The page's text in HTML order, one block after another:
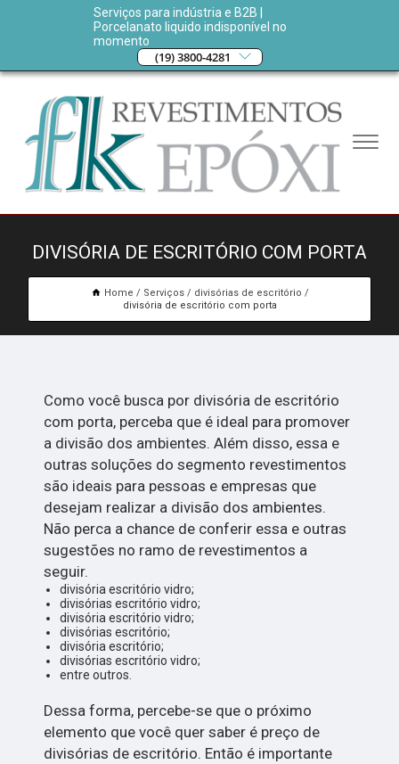
Serviços para indústria e B2B |
Porcelanato liquido indisponível no
momento
(19) 3800-4281
DIVISÓRIA DE ESCRITÓRIO COM PORTA
Home Serviços
divisórias de escritório
divisória de escritório com porta
Como você busca por divisória de escritório
com porta, perceba que é ideal para promover
a divisão dos ambientes. Além disso, essa e
outras soluções do segmento revestimentos
são ideais para pessoas e empresas que
desejam realizar a divisão dos ambientes.
Não perca a chance de conferir essa e outras
sugestões no ramo de revestimentos a
seguir.
divisória escritório vidro;
divisórias escritório vidro;
divisória escritório vidro;
divisórias escritório;
divisória escritório;
divisórias escritório vidro;
entre outros.
Dessa forma, percebe-se que o próximo
elemento que você quer saber é preço de
divisórias de escritório. Então é importante